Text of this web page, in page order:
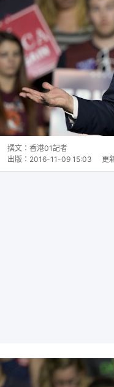
撰文： 香港01記者
出版： 2016-11-09 15:03 更